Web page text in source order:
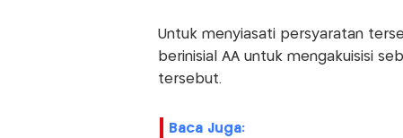
Untuk menyiasati persyaratan
berinisial AA untuk mengakuisisi
tersebut.
Baca Juga: